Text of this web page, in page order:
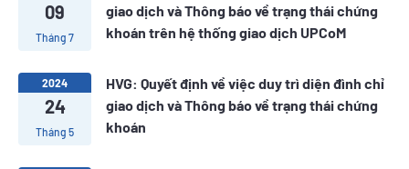
09
Tháng 7
giao dịch và Thông báo về trạng thái chứng
khoán trên hệ thống giao dịch UPCoM
2024
24
Tháng 5
HVG: Quyết định về việc duy trì diện đình chỉ
giao dịch và Thông báo về trạng thái chứng
khoán